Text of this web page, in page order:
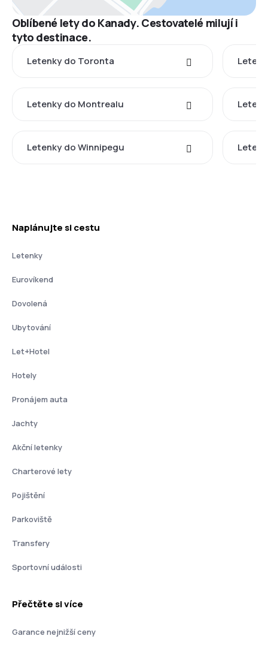
Oblíbené lety do Kanady. Cestovatelé milují i
tyto destinace.
Letenky do Toronta
Letenky do Montrealu
Letenky do Winnipegu
Naplánujte si cestu
Letenky
Eurovíkend
Dovolená
Ubytování
Let+Hotel
Hotely
Pronájem auta
Jachty
Akční letenky
Charterové lety
Pojištění
Parkoviště
Transfery
Sportovní události
Přečtěte si více
Garance nejnižší ceny